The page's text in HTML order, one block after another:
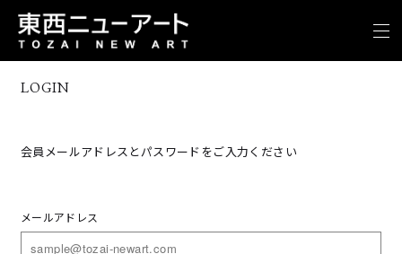
LOGIN
会員メールアドレスとパスワードをご入力ください
メールアドレス